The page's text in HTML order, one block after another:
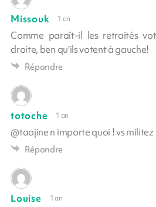
Missouk 1 an
Comme paraît-il les retraités
droite, ben qu'ils votent à gauche!
Répondre
totoche 1 an
@taojine n importe quoi ! vs militez
Répondre
Louise 1 an